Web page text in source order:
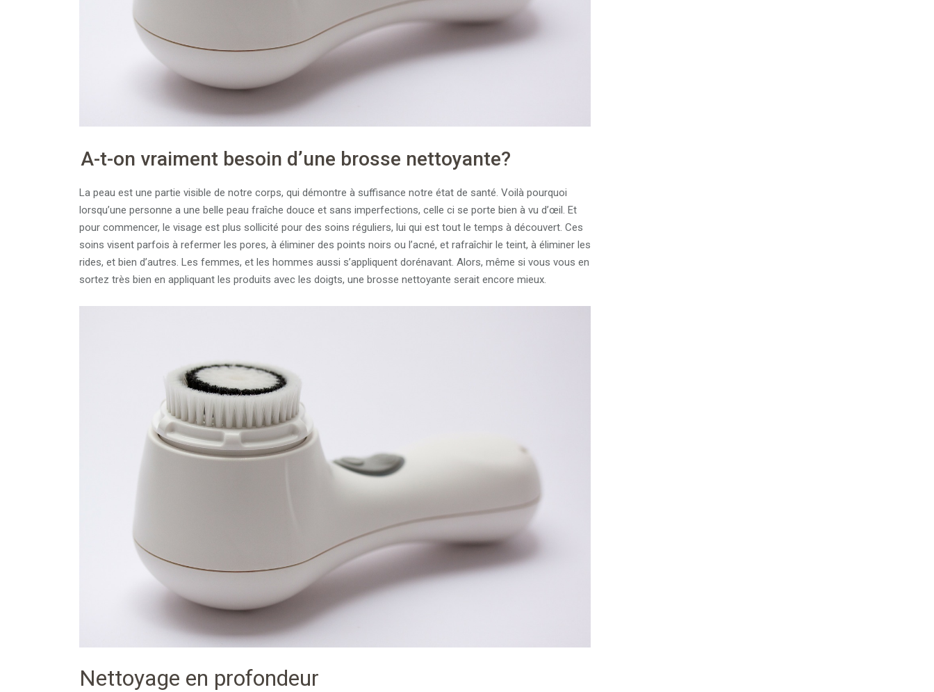
A-t-on vraiment besoin d’une brosse nettoyante?
La peau est une partie visible de notre corps, qui démontre à suffisance notre état de santé. Voilà pourquoi
lorsqu’une personne a une belle peau fraîche douce et sans imperfections, celle ci se porte bien à vu d’œil. Et
pour commencer, le visage est plus sollicité pour des soins réguliers, lui qui est tout le temps à découvert. Ces
soins visent parfois à refermer les pores, à éliminer des points noirs ou l’acné, et rafraîchir le teint, à éliminer les
rides, et bien d’autres. Les femmes, et les hommes aussi s’appliquent dorénavant. Alors, même si vous vous en
sortez très bien en appliquant les produits avec les doigts, une brosse nettoyante serait encore mieux.
Nettoyage en profondeur